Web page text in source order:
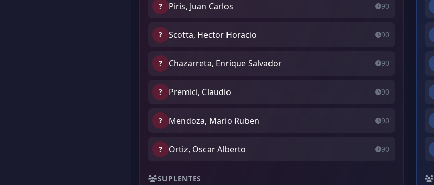
? Piris, Juan Carlos 90'
? Scotta, Hector Horacio 90'
? Chazarreta, Enrique Salvador 90'
? Premici, Claudio 90'
? Mendoza, Mario Ruben 90'
? Ortiz, Oscar Alberto 90'
SUPLENTES